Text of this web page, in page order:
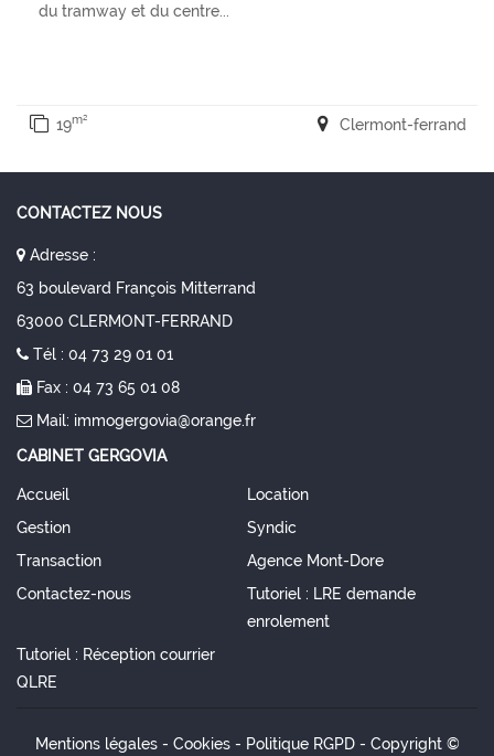
du tramway et du centre...
19m² Clermont-ferrand
CONTACTEZ NOUS
Adresse :
63 boulevard François Mitterrand
63000 CLERMONT-FERRAND
Tél : 04 73 29 01 01
Fax : 04 73 65 01 08
Mail: immogergovia@orange.fr
CABINET GERGOVIA
Accueil
Location
Gestion
Syndic
Transaction
Agence Mont-Dore
Contactez-nous
Tutoriel : LRE demande
enrolement
Tutoriel : Réception courrier
QLRE
Mentions légales- Cookies- Politique RGPD- Copyright ©